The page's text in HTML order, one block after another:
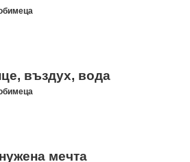
въздух, вода
мечта